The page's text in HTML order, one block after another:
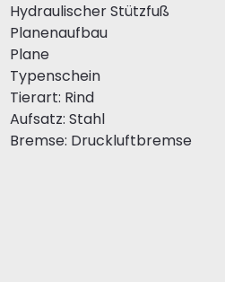
Hydraulischer Stützfuß
Planenaufbau
Plane
Typenschein
Tierart: Rind
Aufsatz: Stahl
Bremse: Druckluftbremse